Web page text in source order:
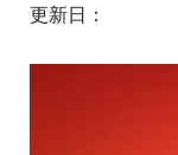
更新日：